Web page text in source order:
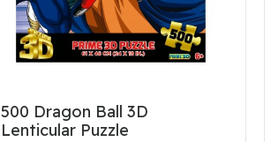
500 Dragon Ball 3D
Lenticular Puzzle